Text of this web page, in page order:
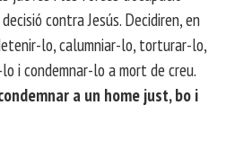
contra Jesús. Decidiren, en
lo, calumniar-lo, torturar-lo,
i condemnar-lo a mort de creu.
a un home just, bo i